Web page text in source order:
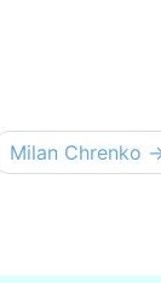
Milan Chrenko